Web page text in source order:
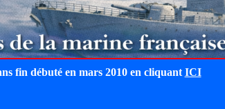
fin débuté en mars 2010 en cliquant ICI